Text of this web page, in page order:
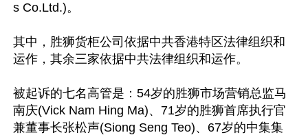
s Co.Ltd.)。
其中，胜狮货柜公司依据中共香港特区法律组织和
运作，其余三家依据中共法律组织和运作。
被起诉的七名高管是：54岁的胜狮市场营销总监马
南庆(Vick Nam Hing Ma)、71岁的胜狮首席执行官
兼董事长张松声(Siong Seng Teo)、67岁的中集集